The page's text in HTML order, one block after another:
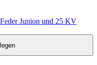
Junion und 25 KV